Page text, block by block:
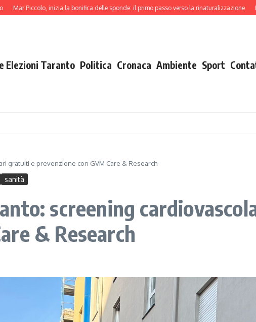
Piccolo, inizia la bonifica delle sponde: il primo passo verso la rinaturalizzazione Decoro
Elezioni Taranto Politica Cronaca Ambiente Sport
gratuiti e prevenzione con GVM Care & Research
sanità
screening
& Research